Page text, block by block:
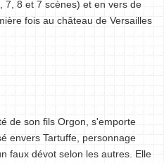
7, 8 et 7 scènes) et en vers de
fois au château de Versailles
de son fils Orgon, s'emporte
envers Tartuffe, personnage
faux dévot selon les autres. Elle